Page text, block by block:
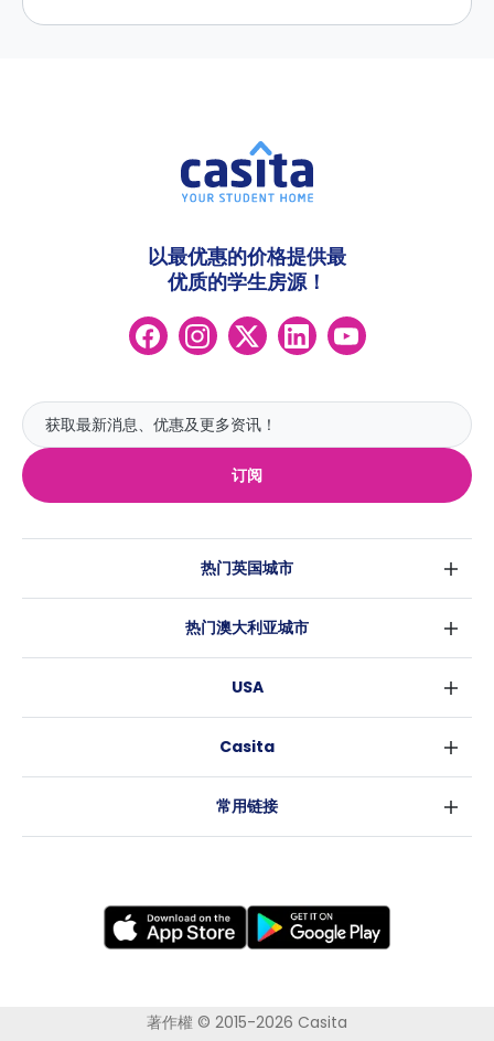
订阅
以最优惠的价格提供最
优质的学生房源！
热门英国城市
伦敦
爱丁堡
利兹
考文垂
莱斯特
纽卡斯尔
热门澳大利亚城市
布里斯班
阿德莱德
USA
洛杉矶
Casita
常用链接
著作權 © 2015-2026 Casita